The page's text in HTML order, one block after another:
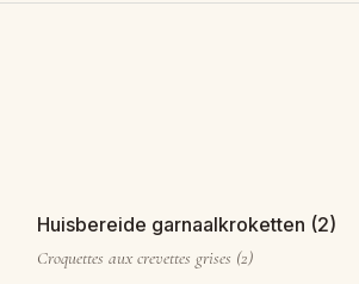
Huisbereide garnaalkroketten (2)
Croquettes aux crevettes grises (2)